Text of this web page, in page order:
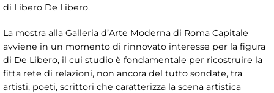
di Libero De Libero.
La mostra alla Galleria d’Arte Moderna di Roma Capitale
avviene in un momento di rinnovato interesse per la figura
di De Libero, il cui studio è fondamentale per ricostruire la
fitta rete di relazioni, non ancora del tutto sondate, tra
artisti, poeti, scrittori che caratterizza la scena artistica